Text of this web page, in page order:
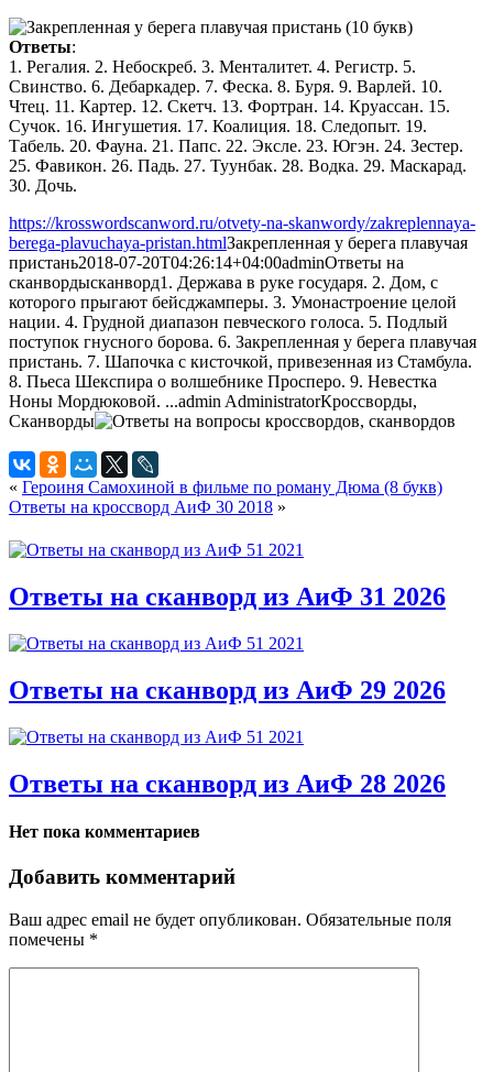
Ответы:
1. Регалия. 2. Небоскреб. 3. Менталитет. 4. Регистр. 5.
Свинство. 6. Дебаркадер. 7. Феска. 8. Буря. 9. Варлей. 10.
Чтец. 11. Картер. 12. Скетч. 13. Фортран. 14. Круассан. 15.
Сучок. 16. Ингушетия. 17. Коалиция. 18. Следопыт. 19.
Табель. 20. Фауна. 21. Папс. 22. Эксле. 23. Югэн. 24. Зестер.
25. Фавикон. 26. Падь. 27. Туунбак. 28. Водка. 29. Маскарад.
30. Дочь.
https://krosswordscanword.ru/otvety-na-skanwordy/zakreplennaya-
berega-plavuchaya-pristan.htmlЗакрепленная у берега плавучая
пристань2018-07-20T04:26:14+04:00adminОтветы на
сканвордысканворд1. Держава в руке государя. 2. Дом, с
которого прыгают бейсджамперы. 3. Умонастроение целой
нации. 4. Грудной диапазон певческого голоса. 5. Подлый
поступок гнусного борова. 6. Закрепленная у берега плавучая
пристань. 7. Шапочка с кисточкой, привезенная из Стамбула.
8. Пьеса Шекспира о волшебнике Просперо. 9. Невестка
Ноны Мордюковой. ...admin AdministratorКроссворды,
Сканворды
« Героиня Самохиной в фильме по роману Дюма (8 букв)
Ответы на кроссворд АиФ 30 2018 »
Ответы на сканворд из АиФ 31 2026
Ответы на сканворд из АиФ 29 2026
Ответы на сканворд из АиФ 28 2026
Нет пока комментариев
Добавить комментарий
Ваш адрес email не будет опубликован. Обязательные поля
помечены *